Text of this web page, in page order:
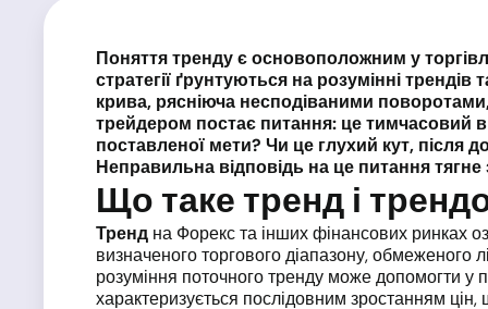
Поняття тренду є основоположним у
стратегії ґрунтуються на розумінні
крива, рясніюча несподіваними
трейдером постає питання: це тимчасовий
поставленої мети? Чи це глухий кут, після
Неправильна відповідь на це питання
Що таке тренд і
Тренд на Форекс та інших фінансових ринках
визначеного торгового діапазону, обмеженого
розуміння поточного тренду може допомогти у
характеризується послідовним зростанням